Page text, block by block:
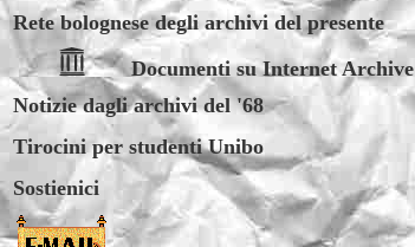
Rete bolognese degli archivi del presente
Documenti su Internet Archive
Notizie dagli archivi del '68
Tirocini per studenti Unibo
Sostienici